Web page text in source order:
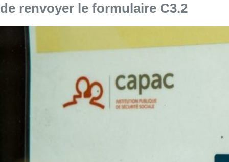
de renvoyer le formulaire C3.2